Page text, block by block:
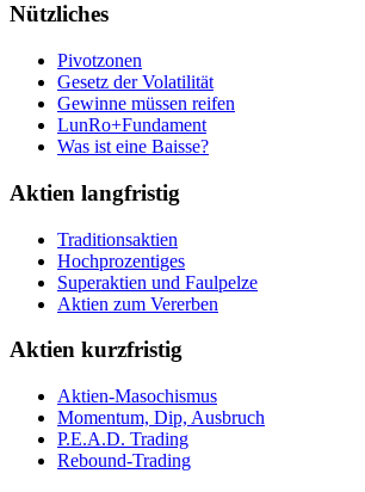
Nützliches
Pivotzonen
Gesetz der Volatilität
Gewinne müssen reifen
LunRo+Fundament
Was ist eine Baisse?
Aktien langfristig
Traditionsaktien
Hochprozentiges
Superaktien und Faulpelze
Aktien zum Vererben
Aktien kurzfristig
Aktien-Masochismus
Momentum, Dip, Ausbruch
P.E.A.D. Trading
Rebound-Trading